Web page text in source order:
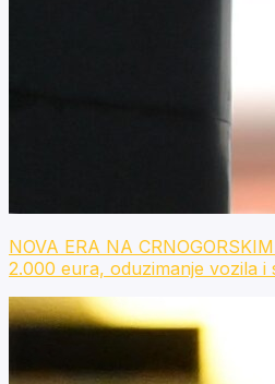
NOVA ERA NA
2.000 eura, oduzimanje vozila i